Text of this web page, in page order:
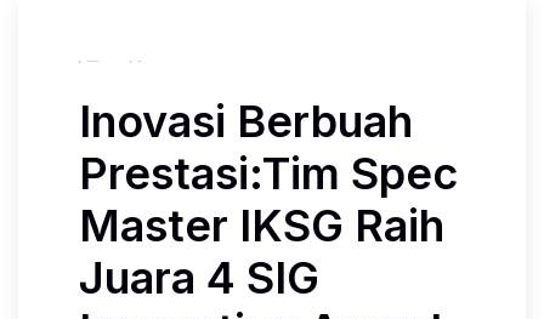
Inovasi Berbuah
Prestasi:Tim Spec
Master IKSG Raih
Juara 4 SIG